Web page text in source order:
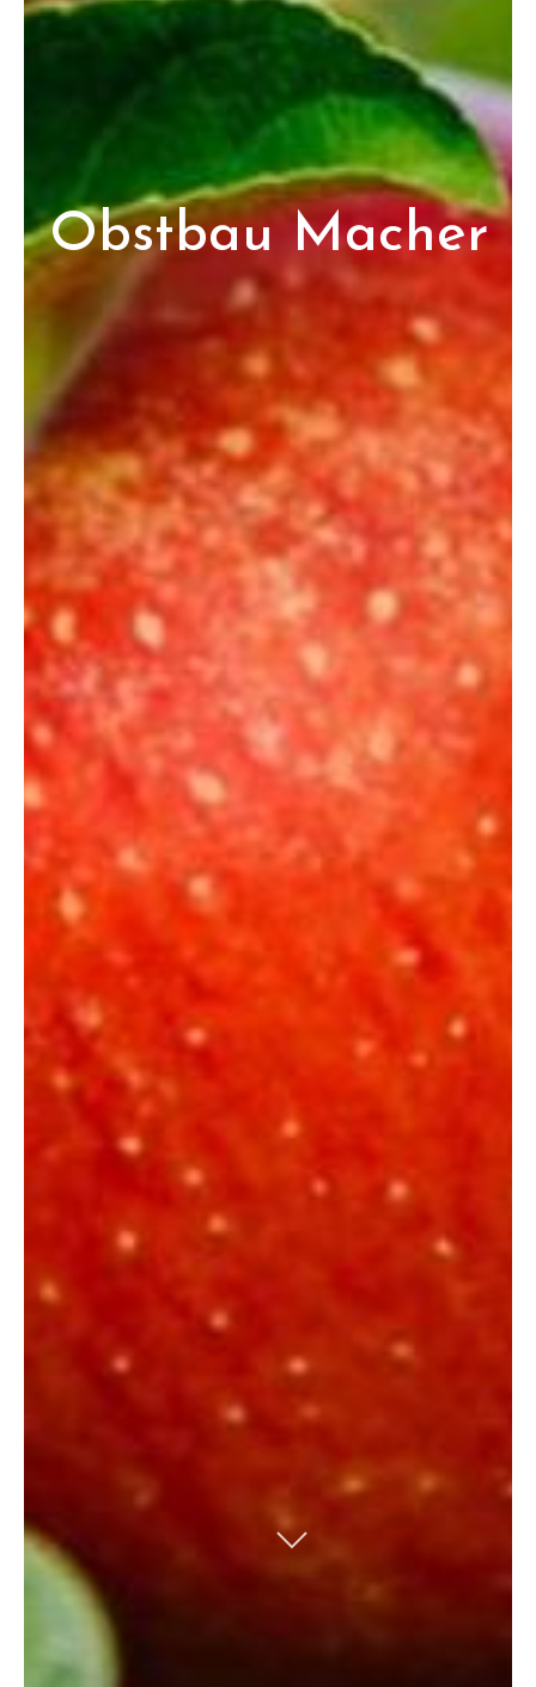
Obstbau Macher